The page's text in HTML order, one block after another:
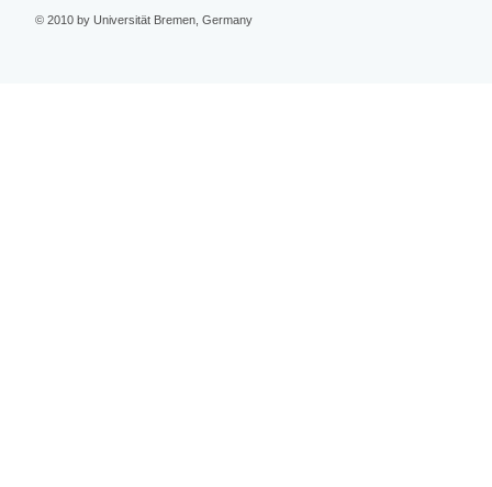
© 2010 by Universität Bremen, Germany